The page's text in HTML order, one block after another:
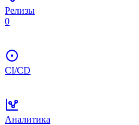
Релизы
0
CI/CD
Аналитика